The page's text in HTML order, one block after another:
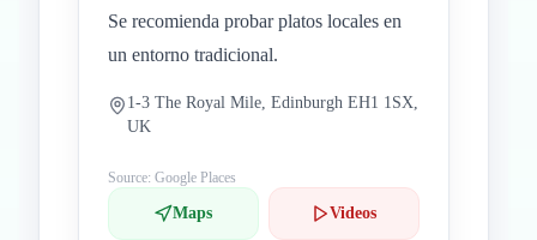
Se recomienda probar platos locales en
un entorno tradicional.
1-3 The Royal Mile, Edinburgh EH1 1SX,
UK
Source: Google Places
Maps Videos